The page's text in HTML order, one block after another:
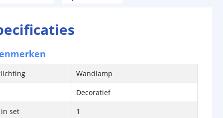
Wandlamp
Decoratief
set
1